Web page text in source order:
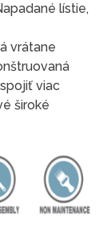
lístie,
vrátane
viac
široké